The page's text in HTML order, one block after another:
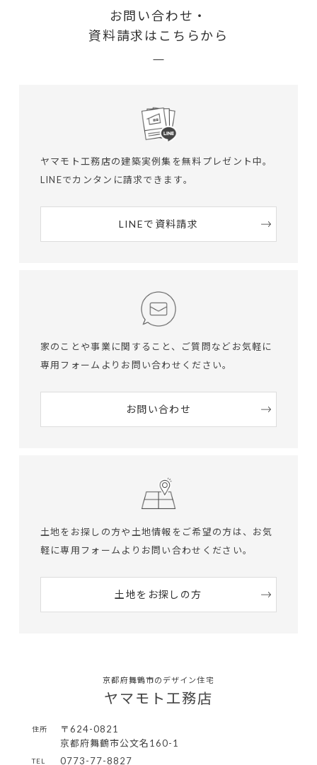
お問い合わせ・
資料請求はこちらから
ヤマモト工務店の建築実例集を無料プレゼント中。
LINEでカンタンに請求できます。
LINEで資料請求
家のことや事業に関すること、ご質問など お気軽に
専用フォームよりお問い合わせください。
お問い合わせ
土地をお探しの方や土地情報をご希望の方は、 お気
軽に専用フォームよりお問い合わせください。
土地をお探しの方
京都府舞鶴市のデザイン住宅
ヤマモト工務店
住所
〒624-0821
京都府舞鶴市公文名160-1
TEL 0773-77-8827